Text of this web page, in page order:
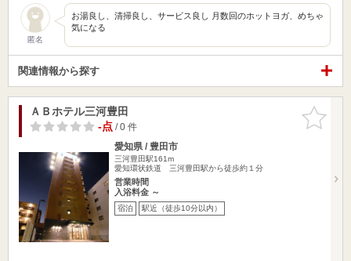
匿名
お湯良し、清掃良し、サービス良し 月数回のホットヨガ、めちゃ
気になる
関連情報から探す
お気に入
りに追加
ＡＢホテル三河豊田
-点/ 0 件
愛知県 / 豊田市
三河豊田駅161m
愛知環状鉄道 三河豊田駅から徒歩約１分
営業時間
入浴料金 ～
宿泊 駅近（徒歩10分以内）